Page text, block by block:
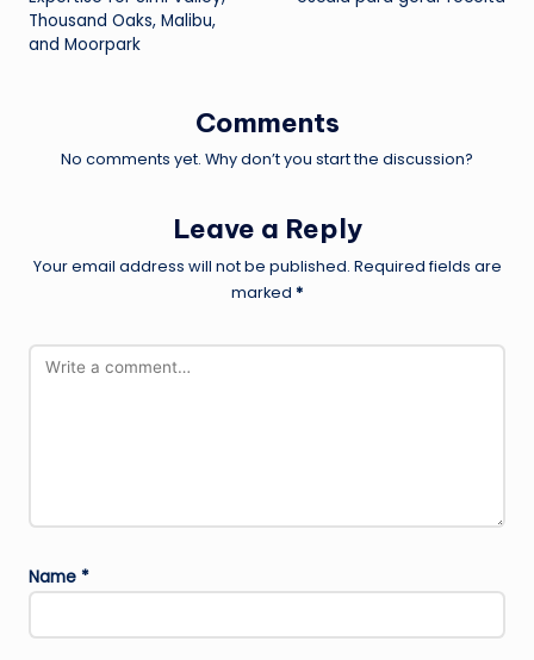
Thousand Oaks, Malibu,
and Moorpark
Comments
No comments yet. Why don’t you start the discussion?
Leave a Reply
Your email address will not be published. Required fields are
marked *
Name *